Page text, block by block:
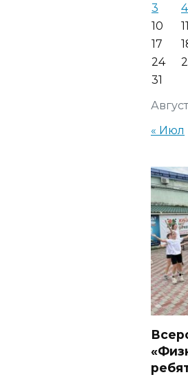
3
4
10
11
17
24
31
« Июл